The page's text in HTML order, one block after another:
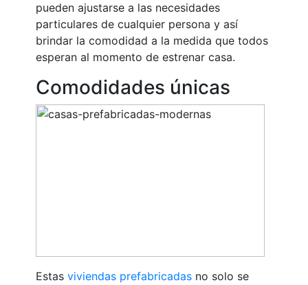
pueden ajustarse a las necesidades
particulares de cualquier persona y así
brindar la comodidad a la medida que todos
esperan al momento de estrenar casa.
Comodidades únicas
Estas viviendas prefabricadasno solo se